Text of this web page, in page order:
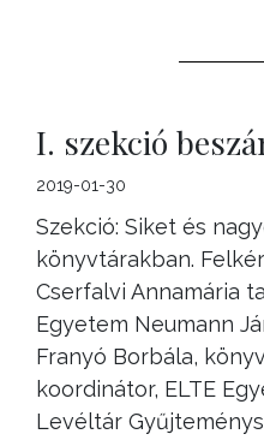
I. szekció
2019-01-30
Szekció: Siket és
könyvtárakban.
Cserfalvi Annamária
Egyetem Neumann
Franyó Borbála,
koordinátor, ELTE
Levéltár